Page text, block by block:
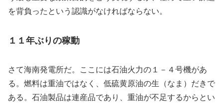
を背負ったという認識がなければならない。
１１年ぶりの稼動
さて海南発電所だ。ここには石油火力の１－４号機があ
る。燃料は重油ではなく、低硫黄原油の生（なま）だきで
ある。石油製品は連産品であり、重油が不足するからとい